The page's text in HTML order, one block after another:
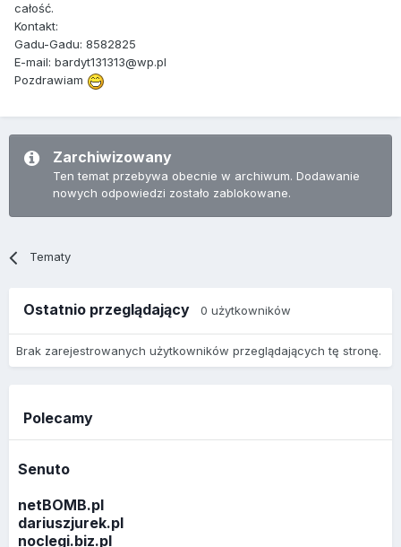
całość.
Kontakt:
Gadu-Gadu: 8582825
E-mail: bardyt131313@wp.pl
Pozdrawiam
Zarchiwizowany
Ten temat przebywa obecnie w archiwum. Dodawanie
nowych odpowiedzi zostało zablokowane.
Tematy
Ostatnio przeglądający 0 użytkowników
Brak zarejestrowanych użytkowników przeglądających tę stronę.
Polecamy
Senuto
netBOMB.pl
dariuszjurek.pl
noclegi.biz.pl